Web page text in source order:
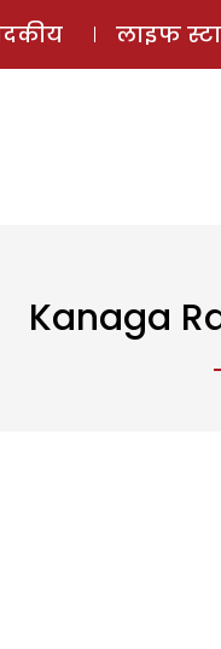
लाइफ
Kanaga